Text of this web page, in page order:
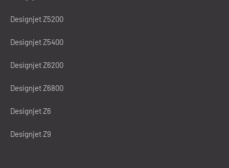
Designjet Z5200
Designjet Z5400
Designjet Z6200
Designjet Z6800
Designjet Z6
Designjet Z9